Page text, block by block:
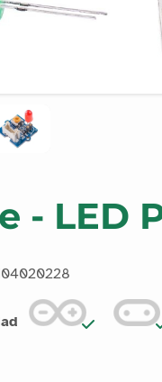
- LED